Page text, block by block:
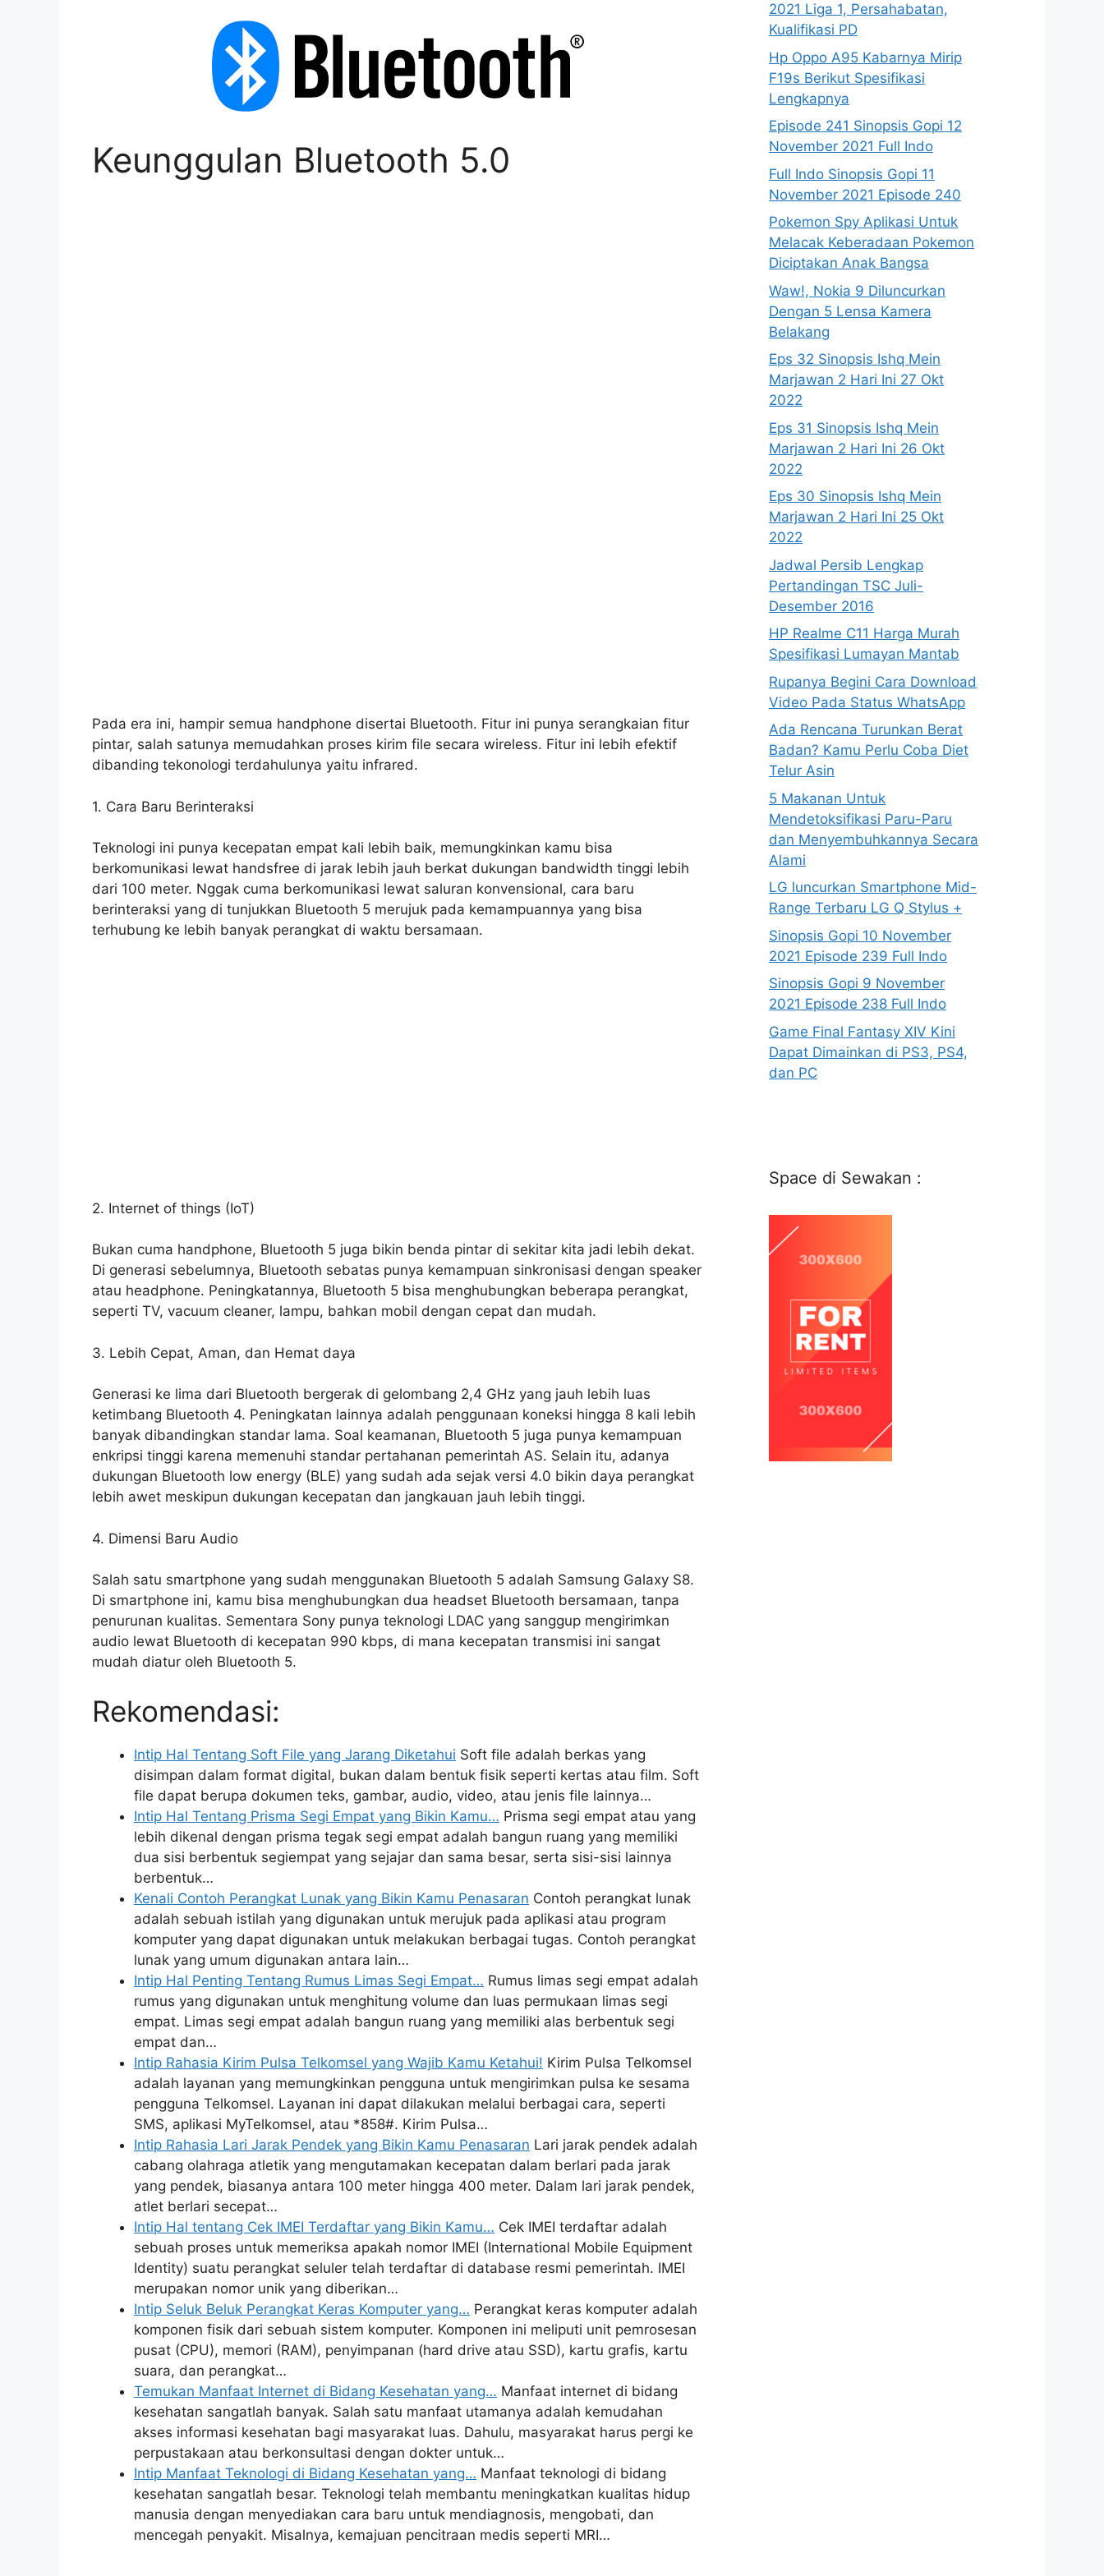
Keunggulan Bluetooth 5.0
Pada era ini, hampir semua handphone disertai Bluetooth. Fitur ini punya serangkaian fitur
pintar, salah satunya memudahkan proses kirim file secara wireless. Fitur ini lebih efektif
dibanding tekonologi terdahulunya yaitu infrared.
1. Cara Baru Berinteraksi
Teknologi ini punya kecepatan empat kali lebih baik, memungkinkan kamu bisa
berkomunikasi lewat handsfree di jarak lebih jauh berkat dukungan bandwidth tinggi lebih
dari 100 meter. Nggak cuma berkomunikasi lewat saluran konvensional, cara baru
berinteraksi yang di tunjukkan Bluetooth 5 merujuk pada kemampuannya yang bisa
terhubung ke lebih banyak perangkat di waktu bersamaan.
2. Internet of things (IoT)
Bukan cuma handphone, Bluetooth 5 juga bikin benda pintar di sekitar kita jadi lebih dekat.
Di generasi sebelumnya, Bluetooth sebatas punya kemampuan sinkronisasi dengan speaker
atau headphone. Peningkatannya, Bluetooth 5 bisa menghubungkan beberapa perangkat,
seperti TV, vacuum cleaner, lampu, bahkan mobil dengan cepat dan mudah.
3. Lebih Cepat, Aman, dan Hemat daya
Generasi ke lima dari Bluetooth bergerak di gelombang 2,4 GHz yang jauh lebih luas
ketimbang Bluetooth 4. Peningkatan lainnya adalah penggunaan koneksi hingga 8 kali lebih
banyak dibandingkan standar lama. Soal keamanan, Bluetooth 5 juga punya kemampuan
enkripsi tinggi karena memenuhi standar pertahanan pemerintah AS. Selain itu, adanya
dukungan Bluetooth low energy (BLE) yang sudah ada sejak versi 4.0 bikin daya perangkat
lebih awet meskipun dukungan kecepatan dan jangkauan jauh lebih tinggi.
4. Dimensi Baru Audio
Salah satu smartphone yang sudah menggunakan Bluetooth 5 adalah Samsung Galaxy S8.
Di smartphone ini, kamu bisa menghubungkan dua headset Bluetooth bersamaan, tanpa
penurunan kualitas. Sementara Sony punya teknologi LDAC yang sanggup mengirimkan
audio lewat Bluetooth di kecepatan 990 kbps, di mana kecepatan transmisi ini sangat
mudah diatur oleh Bluetooth 5.
Rekomendasi:
Intip Hal Tentang Soft File yang Jarang Diketahui Soft file adalah berkas yang
disimpan dalam format digital, bukan dalam bentuk fisik seperti kertas atau film. Soft
file dapat berupa dokumen teks, gambar, audio, video, atau jenis file lainnya…
Intip Hal Tentang Prisma Segi Empat yang Bikin Kamu… Prisma segi empat atau yang
lebih dikenal dengan prisma tegak segi empat adalah bangun ruang yang memiliki
dua sisi berbentuk segiempat yang sejajar dan sama besar, serta sisi-sisi lainnya
berbentuk…
Kenali Contoh Perangkat Lunak yang Bikin Kamu Penasaran Contoh perangkat lunak
adalah sebuah istilah yang digunakan untuk merujuk pada aplikasi atau program
komputer yang dapat digunakan untuk melakukan berbagai tugas. Contoh perangkat
lunak yang umum digunakan antara lain…
Intip Hal Penting Tentang Rumus Limas Segi Empat… Rumus limas segi empat adalah
rumus yang digunakan untuk menghitung volume dan luas permukaan limas segi
empat. Limas segi empat adalah bangun ruang yang memiliki alas berbentuk segi
empat dan…
Intip Rahasia Kirim Pulsa Telkomsel yang Wajib Kamu Ketahui! Kirim Pulsa Telkomsel
adalah layanan yang memungkinkan pengguna untuk mengirimkan pulsa ke sesama
pengguna Telkomsel. Layanan ini dapat dilakukan melalui berbagai cara, seperti
SMS, aplikasi MyTelkomsel, atau *858#. Kirim Pulsa…
Intip Rahasia Lari Jarak Pendek yang Bikin Kamu Penasaran Lari jarak pendek adalah
cabang olahraga atletik yang mengutamakan kecepatan dalam berlari pada jarak
yang pendek, biasanya antara 100 meter hingga 400 meter. Dalam lari jarak pendek,
atlet berlari secepat…
Intip Hal tentang Cek IMEI Terdaftar yang Bikin Kamu… Cek IMEI terdaftar adalah
sebuah proses untuk memeriksa apakah nomor IMEI (International Mobile Equipment
Identity) suatu perangkat seluler telah terdaftar di database resmi pemerintah. IMEI
merupakan nomor unik yang diberikan…
Intip Seluk Beluk Perangkat Keras Komputer yang… Perangkat keras komputer adalah
komponen fisik dari sebuah sistem komputer. Komponen ini meliputi unit pemrosesan
pusat (CPU), memori (RAM), penyimpanan (hard drive atau SSD), kartu grafis, kartu
suara, dan perangkat…
Temukan Manfaat Internet di Bidang Kesehatan yang… Manfaat internet di bidang
kesehatan sangatlah banyak. Salah satu manfaat utamanya adalah kemudahan
akses informasi kesehatan bagi masyarakat luas. Dahulu, masyarakat harus pergi ke
perpustakaan atau berkonsultasi dengan dokter untuk…
Intip Manfaat Teknologi di Bidang Kesehatan yang… Manfaat teknologi di bidang
kesehatan sangatlah besar. Teknologi telah membantu meningkatkan kualitas hidup
manusia dengan menyediakan cara baru untuk mendiagnosis, mengobati, dan
mencegah penyakit. Misalnya, kemajuan pencitraan medis seperti MRI…
2021 Liga 1, Persahabatan,
Kualifikasi PD
Hp Oppo A95 Kabarnya Mirip
F19s Berikut Spesifikasi
Lengkapnya
Episode 241 Sinopsis Gopi 12
November 2021 Full Indo
Full Indo Sinopsis Gopi 11
November 2021 Episode 240
Pokemon Spy Aplikasi Untuk
Melacak Keberadaan Pokemon
Diciptakan Anak Bangsa
Waw!, Nokia 9 Diluncurkan
Dengan 5 Lensa Kamera
Belakang
Eps 32 Sinopsis Ishq Mein
Marjawan 2 Hari Ini 27 Okt
2022
Eps 31 Sinopsis Ishq Mein
Marjawan 2 Hari Ini 26 Okt
2022
Eps 30 Sinopsis Ishq Mein
Marjawan 2 Hari Ini 25 Okt
2022
Jadwal Persib Lengkap
Pertandingan TSC Juli-
Desember 2016
HP Realme C11 Harga Murah
Spesifikasi Lumayan Mantab
Rupanya Begini Cara Download
Video Pada Status WhatsApp
Ada Rencana Turunkan Berat
Badan? Kamu Perlu Coba Diet
Telur Asin
5 Makanan Untuk
Mendetoksifikasi Paru-Paru
dan Menyembuhkannya Secara
Alami
LG luncurkan Smartphone Mid-
Range Terbaru LG Q Stylus +
Sinopsis Gopi 10 November
2021 Episode 239 Full Indo
Sinopsis Gopi 9 November
2021 Episode 238 Full Indo
Game Final Fantasy XIV Kini
Dapat Dimainkan di PS3, PS4,
dan PC
Space di Sewakan :